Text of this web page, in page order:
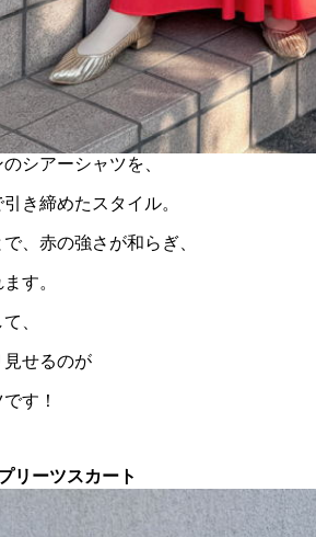
シアーシャツを、
き締めたスタイル。
、赤の強さが和らぎ、
す。
、
見せるのが
す！
リーツスカート